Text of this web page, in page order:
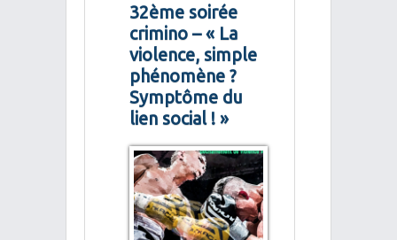
32ème soirée
crimino – « La
violence, simple
phénomène ?
Symptôme du
lien social ! »